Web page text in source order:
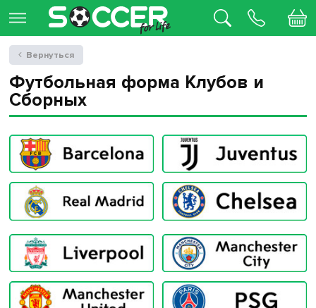
Футбольная форма Клубов и
Сборных
Вернуться